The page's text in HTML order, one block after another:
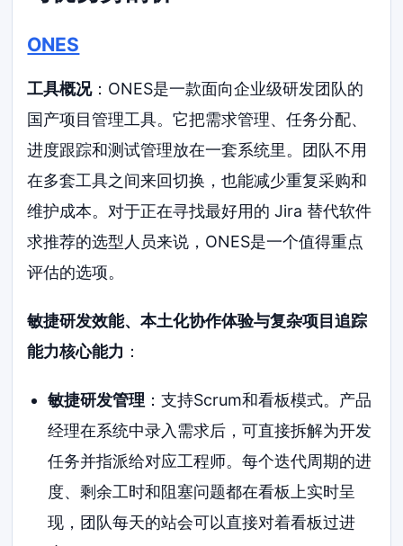
ONES
工具概况：ONES是一款面向企业级研发团队的
国产项目管理工具。它把需求管理、任务分配、
进度跟踪和测试管理放在一套系统里。团队不用
在多套工具之间来回切换，也能减少重复采购和
维护成本。对于正在寻找最好用的 Jira 替代软件
求推荐的选型人员来说，ONES是一个值得重点
评估的选项。
敏捷研发效能、本土化协作体验与复杂项目追踪
能力核心能力 ：
敏捷研发管理 ：支持Scrum和看板模式。产品
经理在系统中录入需求后，可直接拆解为开发
任务并指派给对应工程师。每个迭代周期的进
度、剩余工时和阻塞问题都在看板上实时呈
现，团队每天的站会可以直接对着看板过进